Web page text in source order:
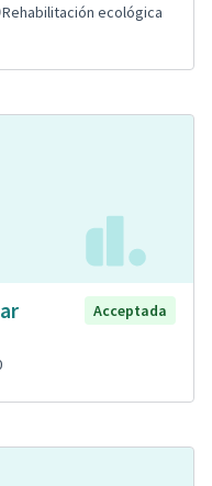
Rehabilitación ecológica
Acceptada